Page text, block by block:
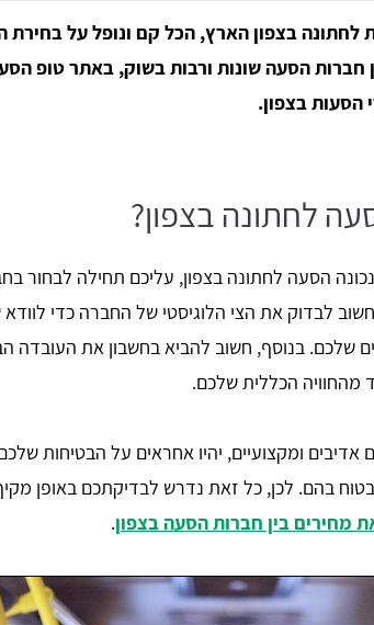
לחתונה בצפון הארץ, הכל קם ונופל על בחירת
חברות הסעה שונות ורבות בשוק, באתר טופ
הסעות בצפון.
לחתונה בצפון?
הסעה לחתונה בצפון, עליכם תחילה לבחור
לבדוק את הצי הלוגיסטי של החברה כדי
שלכם. בנוסף, חשוב להביא בחשבון את העובדה
מהחוויה הכללית שלכם.
אדיבים ומקצועיים, יהיו אחראים על הבטיחות
בהם. לכן, כל זאת נדרש לבדיקתכם באופן
מחירים בין חברות הסעה בצפון.
נעמה מלכה